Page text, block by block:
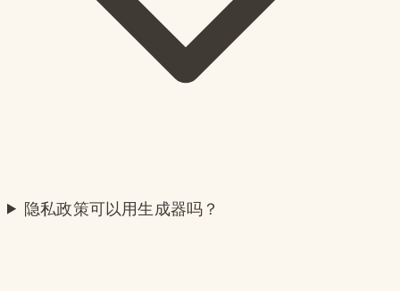
隐私政策可以用生成器吗？